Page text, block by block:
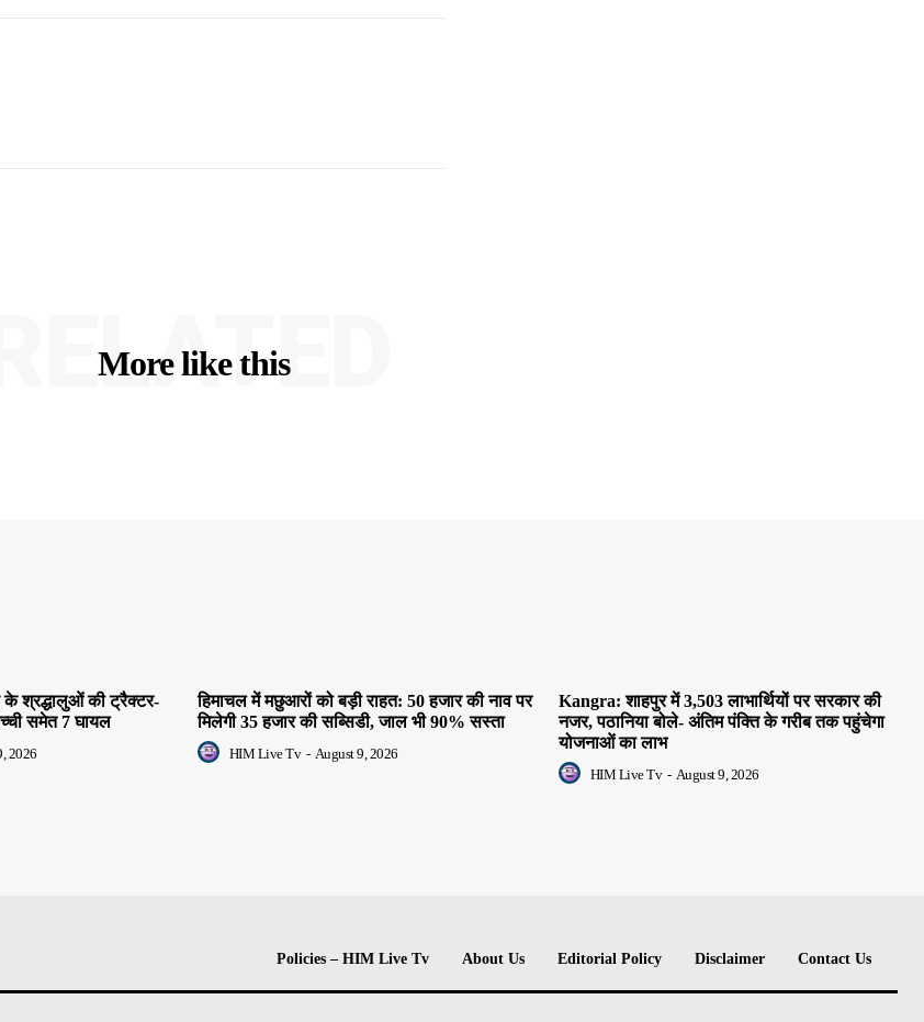
More like this
RELATED
के श्रद्धालुओं की ट्रैक्टर-
समेत 7 घायल
2026
हिमाचल में मछुआरों को बड़ी राहत: 50 हजार की नाव पर
मिलेगी 35 हजार की सब्सिडी, जाल भी 90% सस्ता
HIM Live Tv - August 9, 2026
Kangra: शाहपुर में 3,503 लाभार्थियों पर सरकार की
नजर, पठानिया बोले- अंतिम पंक्ति के गरीब तक पहुंचेगा
योजनाओं का लाभ
HIM Live Tv - August 9, 2026
Policies – HIM Live Tv About Us Editorial Policy Disclaimer Contact Us